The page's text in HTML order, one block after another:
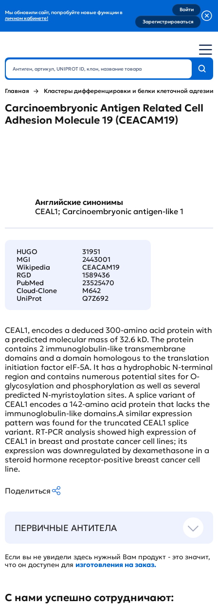
Мы обновили сайт, попробуйте новые функции в
личном кабинете!
Войти
Зарегистрироваться
Главная Кластеры дифференцировки и белки клеточной адгезии
Carcinoembryonic Antigen Related Cell
Adhesion Molecule 19 (CEACAM19)
Английские синонимы
CEAL1; Carcinoembryonic antigen-like 1
HUGO
31951
MGI
2443001
Wikipedia
CEACAM19
RGD
1589436
PubMed
23525470
Cloud-Clone
M642
UniProt
Q7Z692
CEAL1, encodes a deduced 300-amino acid protein with
a predicted molecular mass of 32.6 kD. The protein
contains 2 immunoglobulin-like transmembrane
domains and a domain homologous to the translation
initiation factor eIF-5A. It has a hydrophobic N-terminal
region and contains numerous potential sites for O-
glycosylation and phosphorylation as well as several
predicted N-myristoylation sites. A splice variant of
CEAL1 encodes a 142-amino acid protein that lacks the
immunoglobulin-like domains.A similar expression
pattern was found for the truncated CEAL1 splice
variant. RT-PCR analysis showed high expression of
CEAL1 in breast and prostate cancer cell lines; its
expression was downregulated by dexamethasone in a
steroid hormone receptor-positive breast cancer cell
line.
Поделиться
ПЕРВИЧНЫЕ АНТИТЕЛА
Если вы не увидели здесь нужный Вам продукт - это значит,
что он доступен для изготовления на заказ.
С нами успешно сотрудничают: